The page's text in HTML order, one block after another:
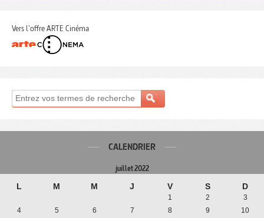
Vers l'offre ARTE Cinéma
CALENDRIER
juillet 2022
L M M J V S D
1 2
3
4
5 6 7 8 9
10